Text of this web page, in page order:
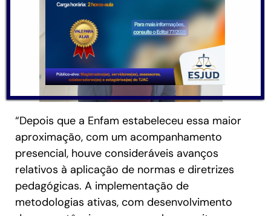
“Depois que a Enfam estabeleceu essa maior
aproximação, com um acompanhamento
presencial, houve consideráveis avanços
relativos à aplicação de normas e diretrizes
pedagógicas. A implementação de
metodologias ativas, com desenvolvimento